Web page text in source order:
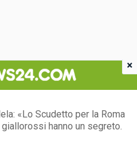
«Lo Scudetto per la Roma
hanno un segreto.
×